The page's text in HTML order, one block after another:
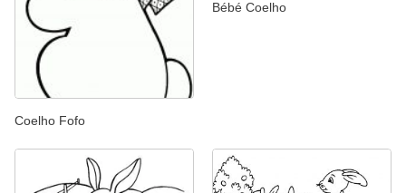
Coelho Fofo
Bébé Coelho